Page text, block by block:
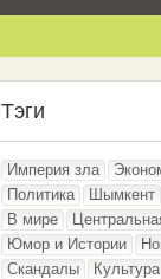
Тэги
Империя зла
Политика
Шымкент
В мире
Юмор и Истории
Скандалы
Культура